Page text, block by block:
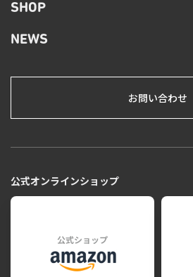
SHOP
NEWS
お問い合わせ
公式オンラインショップ
公式ショップ